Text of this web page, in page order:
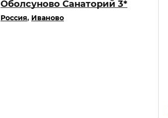
Оболсуново Санаторий 3*
Россия, Иваново